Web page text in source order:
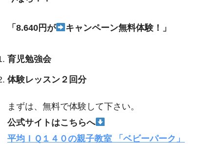
「8.640円が キャンペーン無料体験！」
育児勉強会
体験レッスン２回分
まずは、無料で体験して下さい。
公式サイトはこちらへ
平均ＩＱ１４０の親子教室 「ベビーパーク」